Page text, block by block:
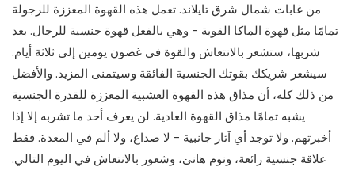
من غابات شمال شرق تايلاند. تعمل هذه القهوة المعززة للرجولة
تمامًا مثل قهوة الماكا القوية - وهي بالفعل قهوة جنسية للرجال. بعد
شربها، ستشعر بالانتعاش والقوة في غضون يومين إلى ثلاثة أيام.
سيشعر شريكك بقوتك الجنسية الفائقة وسيتمنى المزيد. والأفضل
من ذلك كله، أن مذاق هذه القهوة العشبية المعززة للقدرة الجنسية
يشبه تمامًا مذاق القهوة العادية. لن يعرف أحد ما تشربه إلا إذا
أخبرتهم. ولا توجد أي آثار جانبية - لا صداع، ولا ألم في المعدة. فقط
علاقة جنسية رائعة، ونوم هانئ، وشعور بالانتعاش في اليوم التالي.